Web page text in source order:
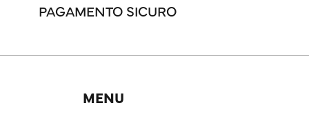
PAGAMENTO SICURO
MENU